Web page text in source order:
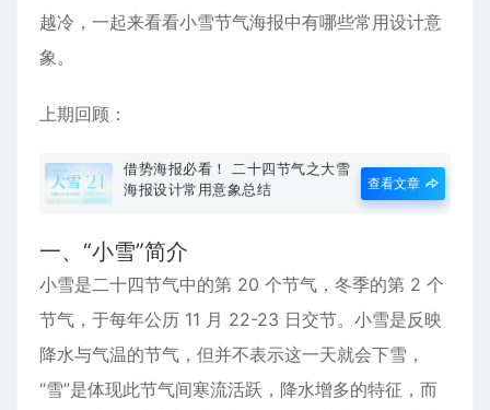
越冷，一起来看看小雪节气海报中有哪些常用设计意
象。
上期回顾：
借势海报必看！ 二十四节气之大雪
海报设计常用意象总结
查看文章
一、“小雪”简介
小雪是二十四节气中的第 20 个节气，冬季的第 2 个
节气，于每年公历 11 月 22-23 日交节。小雪是反映
降水与气温的节气，但并不表示这一天就会下雪，
“雪”是体现此节气间寒流活跃，降水增多的特征，而